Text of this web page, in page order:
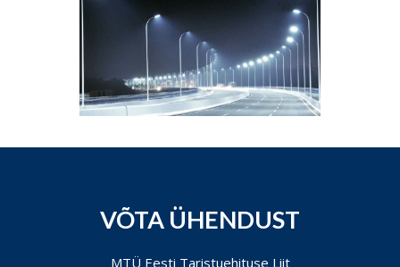
VÕTA ÜHENDUST
MTÜ Eesti Taristuehituse Liit